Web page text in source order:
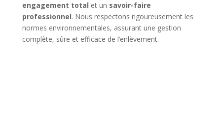
engagement total et un savoir-faire
professionnel. Nous respectons rigoureusement les
normes environnementales, assurant une gestion
complète, sûre et efficace de l’enlèvement.